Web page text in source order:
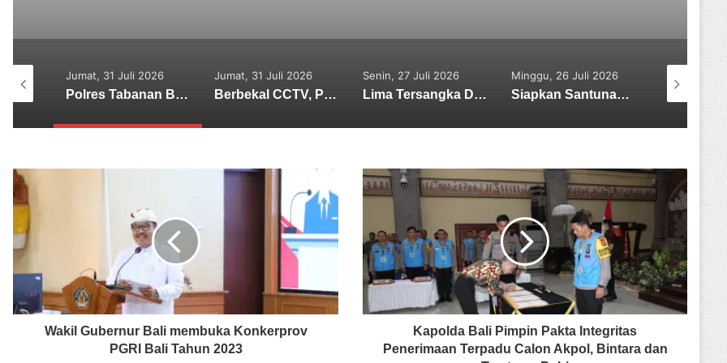
Jumat, 31 Juli 2026
Berbekal CCTV, Pelaku Tabrak Lari Terungkap
Senin, 27 Juli 2026
Lima Tersangka Diamankan, Polres Tabanan Usut Tuntas Kasus Pengeroyokan Maut di Baturiti
Minggu, 26 Juli 2026
Siapkan Santunan, Bupati Tabanan Komang Gede Sanjaya: Duka Kita Semua, Mari Jaga Tabanan Tetap Damai
Rabu, 05 Agustus 2026
Sekretaris SMSI Tabanan Maju Jadi Kandidat Ketua IMI Bali, Ketua SMSI Tabanan Berikan Dukungan
Jumat, 31
Wakil Gubernur Bali membuka Konkerprov
PGRI Bali Tahun 2023
Kapolda Bali Pimpin Pakta Integritas
Penerimaan Terpadu Calon Akpol, Bintara dan